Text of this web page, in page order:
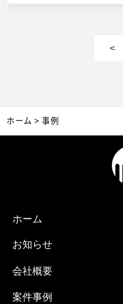
<
ホーム 事例
ホーム
お知らせ
会社概要
案件事例